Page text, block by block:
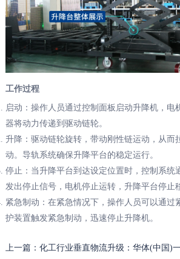
工作过程
启动：操作人员通过控制面板启动升降机，电
器将动力传递到驱动链轮。
升降：驱动链轮旋转，带动刚性链运动，从而
动。导轨系统确保升降平台的稳定运行。
停止：当升降平台到达设定位置时，控制系统
发出停止信号，电机停止运转，升降平台停止
紧急制动：在紧急情况下，操作人员可以通过
护装置触发紧急制动，迅速停止升降机。
上一篇：化工行业垂直物流升级：华体(中国)